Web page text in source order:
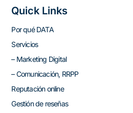
Quick Links
Por qué DATA
Servicios
– Marketing Digital
– Comunicación, RRPP
Reputación online
Gestión de reseñas